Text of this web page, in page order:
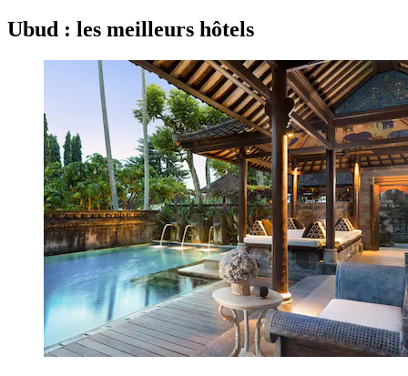
Ubud : les meilleurs hôtels